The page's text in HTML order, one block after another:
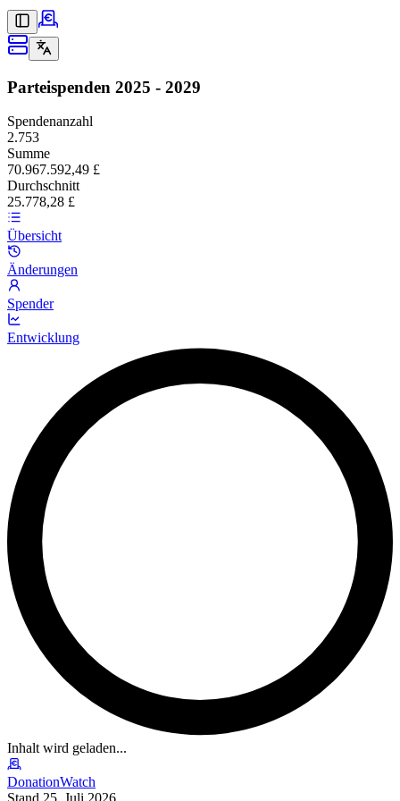
Parteispenden 2025 - 2029
Spendenanzahl
2.753
Summe
70.967.592,49 £
Durchschnitt
25.778,28 £
Übersicht
Änderungen
Spender
Entwicklung
Inhalt wird geladen...
DonationWatch
Stand 25. Juli 2026